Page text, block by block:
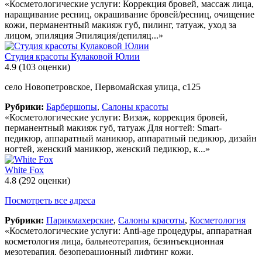
«Косметологические услуги: Коррекция бровей, массаж лица,
наращивание ресниц, окрашивание бровей/ресниц, очищение
кожи, перманентный макияж губ, пилинг, татуаж, уход за
лицом, эпиляция Эпиляция/депиляц...»
Студия красоты Кулаковой Юлии
4.9 (103 оценки)
село Новопетровское, Первомайская улица, с125
Рубрики: Барбершопы, Салоны красоты
«Косметологические услуги: Визаж, коррекция бровей,
перманентный макияж губ, татуаж Для ногтей: Smart-
педикюр, аппаратный маникюр, аппаратный педикюр, дизайн
ногтей, женский маникюр, женский педикюр, к...»
White Fox
4.8 (292 оценки)
Посмотреть все адреса
Рубрики: Парикмахерские, Салоны красоты, Косметология
«Косметологические услуги: Anti-age процедуры, аппаратная
косметология лица, бальнеотерапия, безинъекционная
мезотерапия, безоперационный лифтинг кожи,